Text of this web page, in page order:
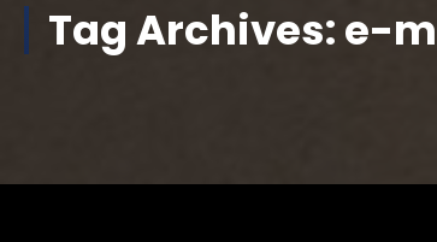
Tag Archives: e-